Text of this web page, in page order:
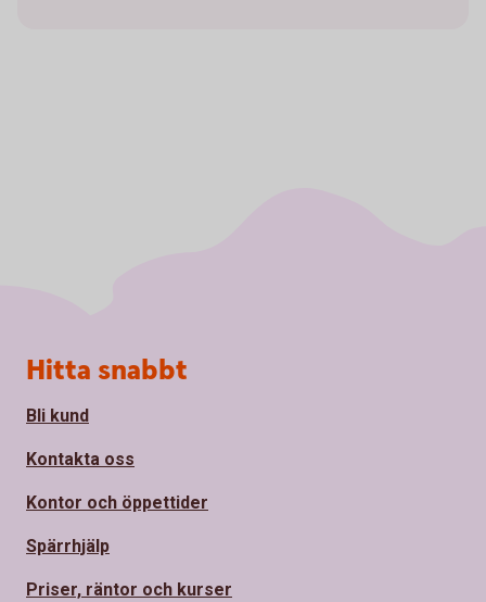
Sidfot
Hitta snabbt
Bli kund
Kontakta oss
Kontor och öppettider
Spärrhjälp
Priser, räntor och kurser